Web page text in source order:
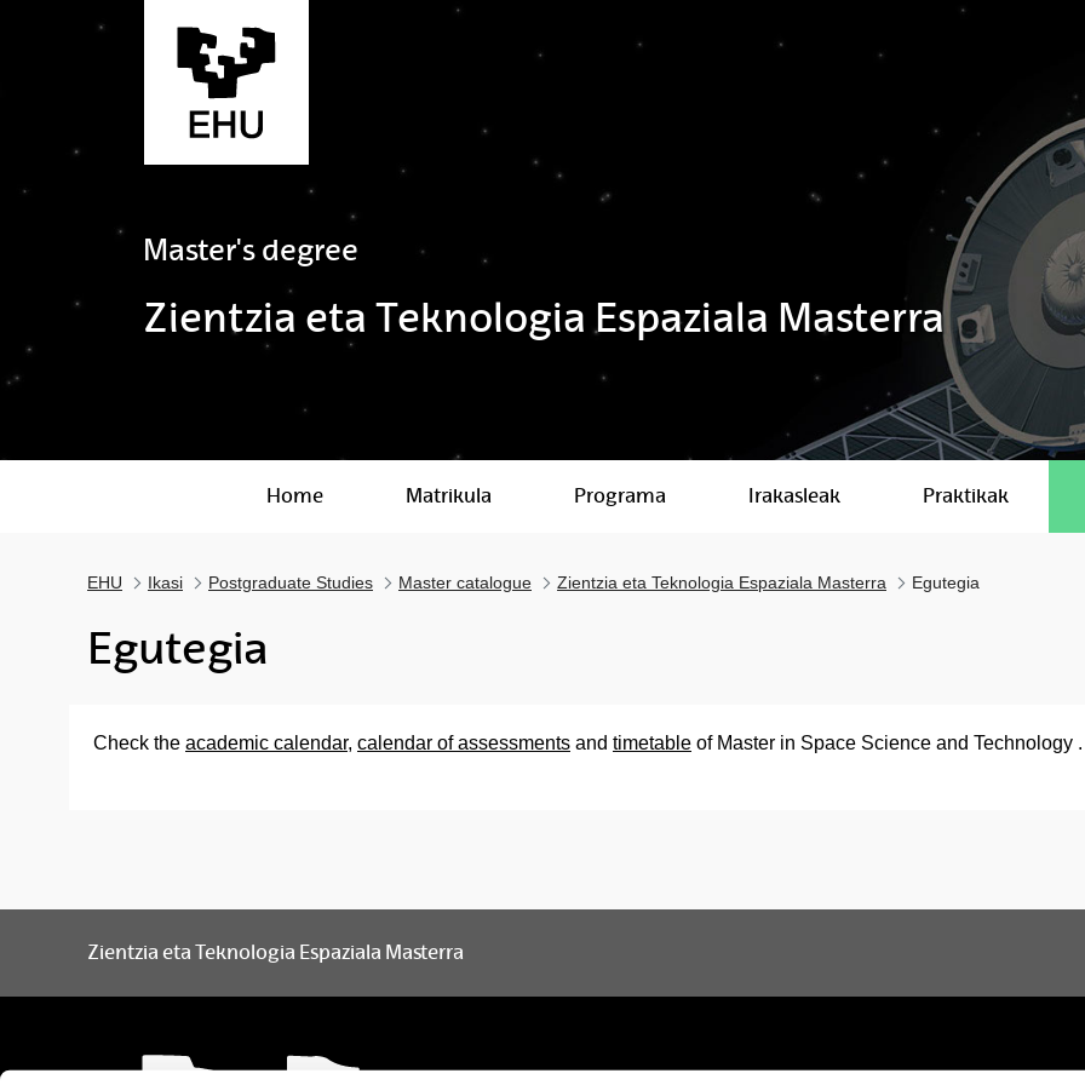
Skip to Main Content
Master's degree
Zientzia eta Teknologia Espaziala Masterra
Home Matrikula Programa Irakasleak Praktikak
EHU Ikasi Postgraduate Studies Master catalogue Zientzia eta Teknologia Espaziala Masterra Egutegia
Egutegia
Check the academic calendar, calendar of assessments and timetable of Master in Space Science and Technology .
Zientzia eta Teknologia Espaziala Masterra